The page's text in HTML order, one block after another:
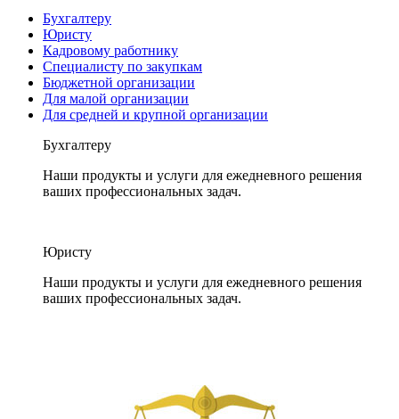
Бухгалтеру
Юристу
Кадровому работнику
Специалисту по закупкам
Бюджетной организации
Для малой организации
Для средней и крупной организации
Бухгалтеру
Наши продукты и услуги для ежедневного решения
ваших профессиональных задач.
Юристу
Наши продукты и услуги для ежедневного решения
ваших профессиональных задач.